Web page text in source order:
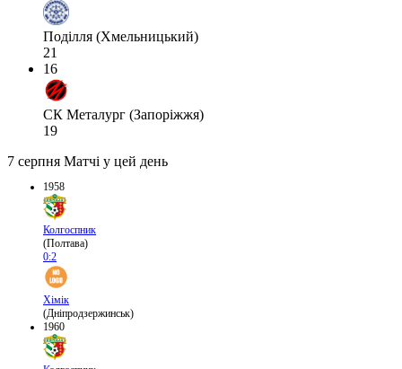
Поділля (Хмельницький)
21
16
СК Металург (Запоріжжя)
19
7 серпня Матчі у цей день
1958
Колгоспник
(Полтава)
0:2
Хімік
(Дніпродзержинськ)
1960